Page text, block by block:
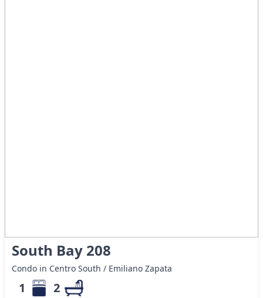
South Bay 208
Condo in Centro South / Emiliano Zapata
1 2